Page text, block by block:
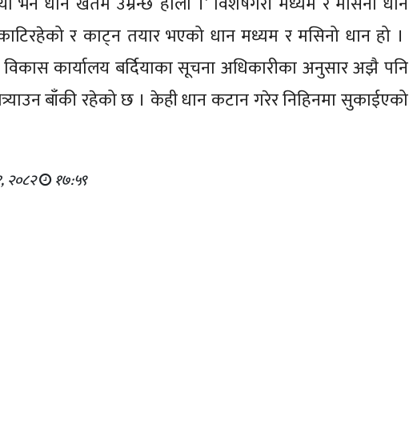
र काट्न तयार भएको धान मध्यम र मसिनो धान हो ।
कार्यालय बर्दियाका सूचना अधिकारीका अनुसार अझै पनि
बाँकी रहेको छ । केही धान कटान गरेर निहिनमा सुकाईएको
२०८२ १७:५९